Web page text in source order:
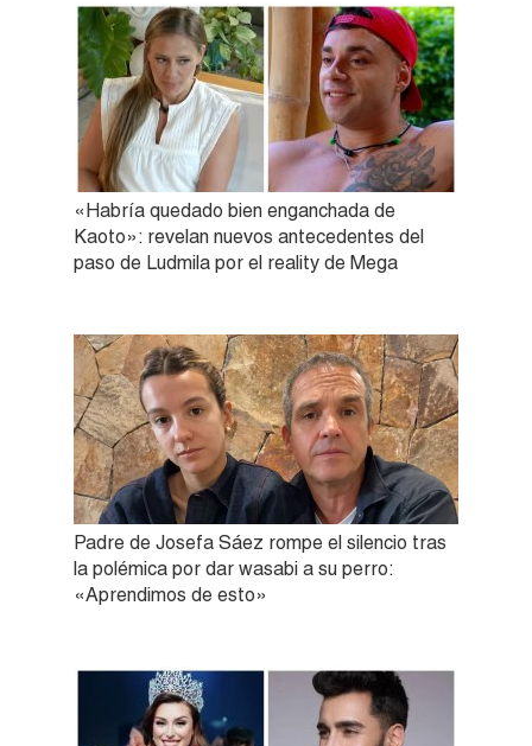
«Habría quedado bien enganchada de
Kaoto»: revelan nuevos antecedentes del
paso de Ludmila por el reality de Mega
Padre de Josefa Sáez rompe el silencio tras
la polémica por dar wasabi a su perro:
«Aprendimos de esto»